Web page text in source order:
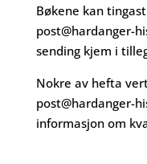
Bøkene kan
post@hardanger-
sending kjem i
Nokre av hefta
post@hardanger-
informasjon om